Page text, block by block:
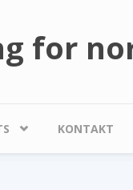
for
KONTAKT